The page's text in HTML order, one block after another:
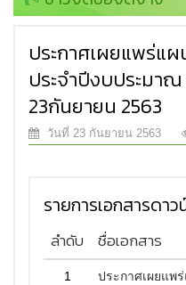
ประกาศเผยแพร่แ
ประจำปีงบประมา
23กันยายน 2563
วันที่ 23 กันยายน 2563
รายการเอกสารดา
ลำดับ ชื่อเอกสาร
1
ประกาศเผยแพ